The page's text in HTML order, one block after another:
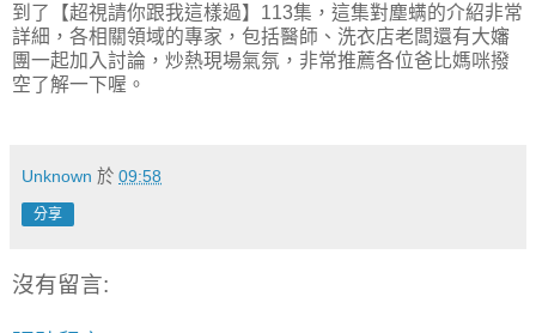
到了【超視請你跟我這樣過】113集，這集對塵螨的介紹非常
詳細，各相關領域的專家，包括醫師、洗衣店老闆還有大嬸
團一起加入討論，炒熱現場氣氛，非常推薦各位爸比媽咪撥
空了解一下喔。
Unknown 於 09:58
分享
沒有留言: